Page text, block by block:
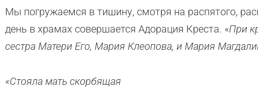
Мы погружаемся в тишину, смотря на распятого,
день в храмах совершается Адорация Креста. «При
сестра Матери Его, Мария Клеопова, и Мария
«Стояла мать скорбящая